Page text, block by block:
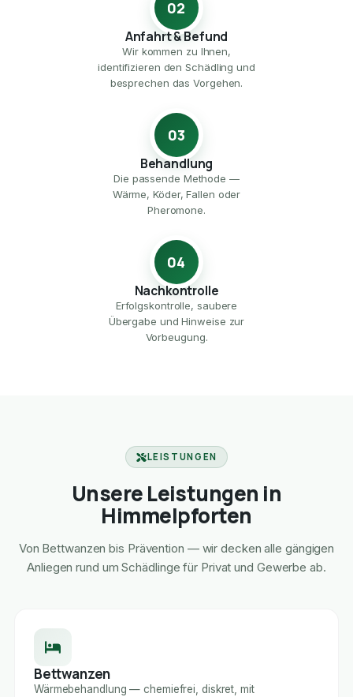
02
Anfahrt & Befund
Wir kommen zu Ihnen,
identifizieren den Schädling und
besprechen das Vorgehen.
03
Behandlung
Die passende Methode —
Wärme, Köder, Fallen oder
Pheromone.
04
Nachkontrolle
Erfolgskontrolle, saubere
Übergabe und Hinweise zur
Vorbeugung.
LEISTUNGEN
Unsere Leistungen in
Himmelpforten
Von Bettwanzen bis Prävention — wir decken alle gängigen
Anliegen rund um Schädlinge für Privat und Gewerbe ab.
Bettwanzen
Wärmebehandlung — chemiefrei, diskret, mit